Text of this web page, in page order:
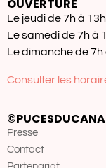
OUVERTURE
Le jeudi de 7h à 13h
Le samedi de 7h à
Le dimanche de 7h
Consulter les
Presse
Contact